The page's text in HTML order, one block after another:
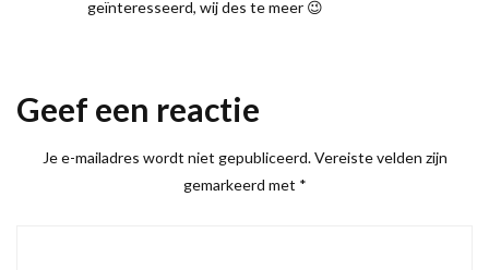
geïnteresseerd, wij des te meer 😉
Geef een reactie
Je e-mailadres wordt niet gepubliceerd. Vereiste velden zijn
gemarkeerd met *